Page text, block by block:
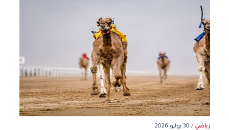
رياضي / 30 يوليو 2026